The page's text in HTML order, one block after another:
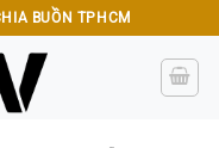
BUỒN TPHCM